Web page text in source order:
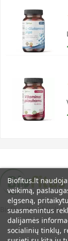
Biofitus.lt - oficiali
Biofitus.lt
veikimą,
elgseną,
suasmenintus
dalijamės
socialinių tinklų,